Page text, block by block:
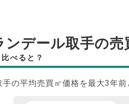
ンデール取手の売
べると？
手の平均売買㎡価格を最大3年前